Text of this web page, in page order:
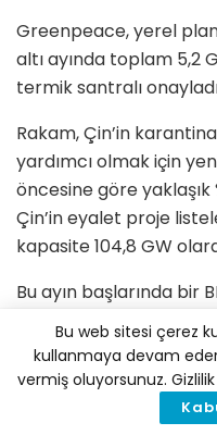
Greenpeace, yerel
altı ayında toplam 5,2
termik santralı
Rakam, Çin’in
yardımcı olmak için
öncesine göre
Çin’in eyalet proje
kapasite 104,8 GW
Bu ayın başlarında bir
ısınmanın tehlikeli
yakın olduğunu
acil, hızlı ve büyük
Dünyanın en büyük
Bu web sitesi çerez
kullanmaya devam
vermiş oluyorsunuz.